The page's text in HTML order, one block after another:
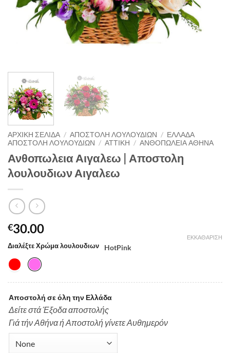
ΑΡΧΙΚΉ ΣΕΛΊΔΑ / ΑΠΟΣΤΟΛΗ ΛΟΥΛΟΥΔΙΩΝ / ΕΛΛΑΔΑ
ΑΠΟΣΤΟΛΗ ΛΟΥΛΟΥΔΙΩΝ / ΑΤΤΙΚΗ / ΑΝΘΟΠΩΛΕΙΑ ΑΘΗΝΑ
Ανθοπωλεια Αιγαλεω | Αποστολη
λουλουδιων Αιγαλεω
€30.00
Διαλέξτε Χρώμα λουλουδιων HotPink
ΕΚΚΑΘΆΡΙΣΗ
Αποστολή σε όλη την Ελλάδα
Δείτε στά Έξοδα αποστολής
Γιά τήν Αθήνα ή Αποστολή γίνετε Αυθημερόν